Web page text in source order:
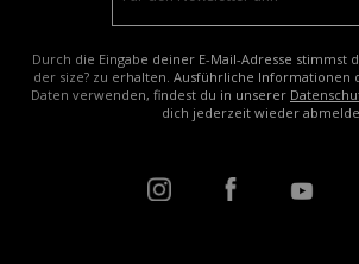
Durch die Eingabe deiner E-Mail-Adresse stimmst
der size? zu erhalten. Ausführliche Informationen
Daten verwenden, findest du in unserer
dich jederzeit wieder